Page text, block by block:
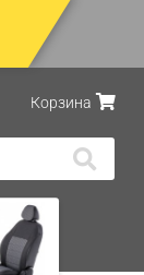
Корзина